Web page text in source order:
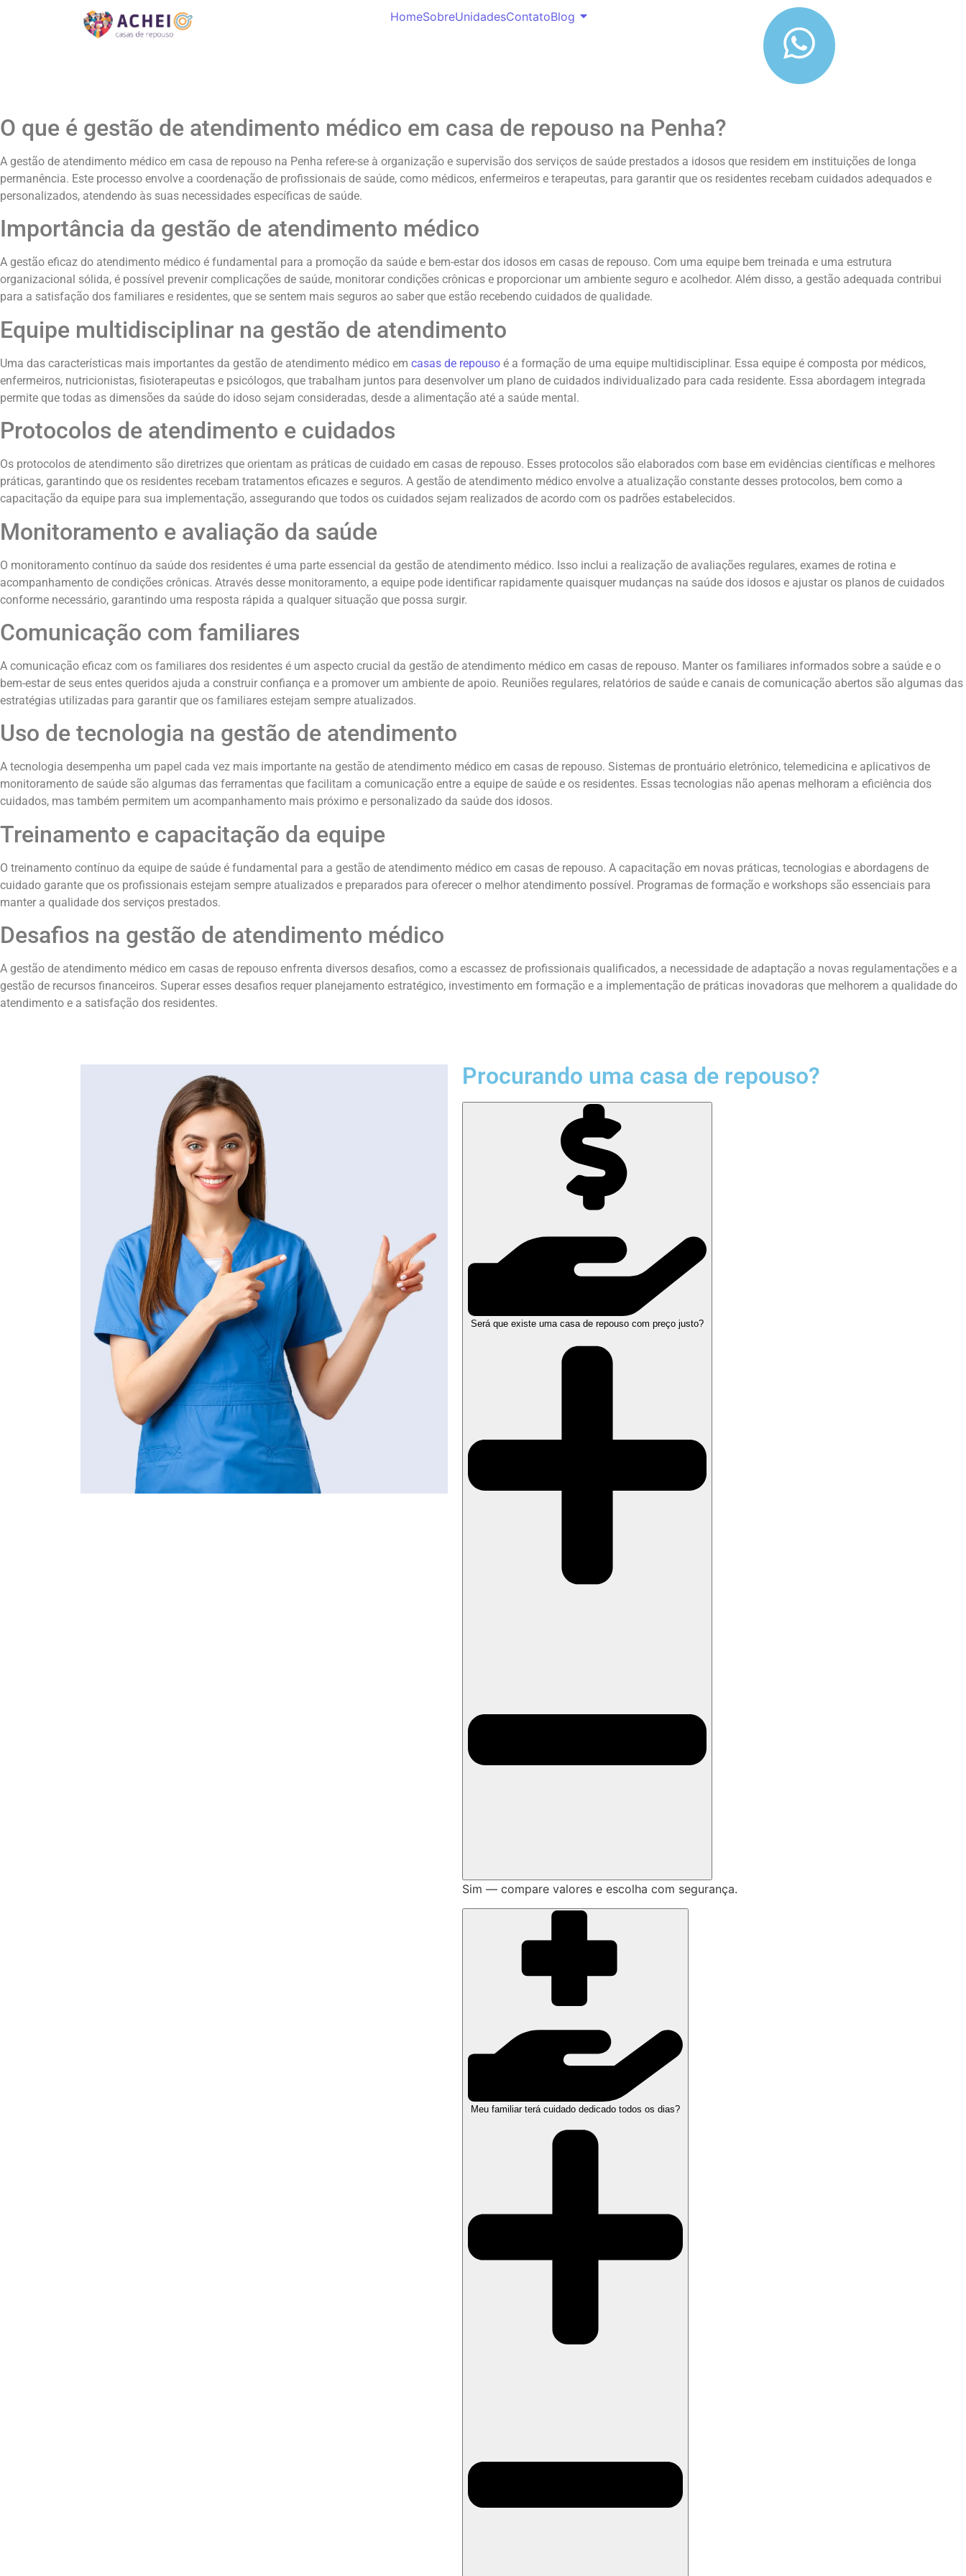
HomeSobreUnidadesContatoBlog
O que é gestão de atendimento médico em casa de repouso na Penha?
A gestão de atendimento médico em casa de repouso na Penha refere-se à organização e supervisão dos serviços de saúde prestados a idosos que residem em instituições de longa
permanência. Este processo envolve a coordenação de profissionais de saúde, como médicos, enfermeiros e terapeutas, para garantir que os residentes recebam cuidados adequados e
personalizados, atendendo às suas necessidades específicas de saúde.
Importância da gestão de atendimento médico
A gestão eficaz do atendimento médico é fundamental para a promoção da saúde e bem-estar dos idosos em casas de repouso. Com uma equipe bem treinada e uma estrutura
organizacional sólida, é possível prevenir complicações de saúde, monitorar condições crônicas e proporcionar um ambiente seguro e acolhedor. Além disso, a gestão adequada contribui
para a satisfação dos familiares e residentes, que se sentem mais seguros ao saber que estão recebendo cuidados de qualidade.
Equipe multidisciplinar na gestão de atendimento
Uma das características mais importantes da gestão de atendimento médico em casas de repouso é a formação de uma equipe multidisciplinar. Essa equipe é composta por médicos,
enfermeiros, nutricionistas, fisioterapeutas e psicólogos, que trabalham juntos para desenvolver um plano de cuidados individualizado para cada residente. Essa abordagem integrada
permite que todas as dimensões da saúde do idoso sejam consideradas, desde a alimentação até a saúde mental.
Protocolos de atendimento e cuidados
Os protocolos de atendimento são diretrizes que orientam as práticas de cuidado em casas de repouso. Esses protocolos são elaborados com base em evidências científicas e melhores
práticas, garantindo que os residentes recebam tratamentos eficazes e seguros. A gestão de atendimento médico envolve a atualização constante desses protocolos, bem como a
capacitação da equipe para sua implementação, assegurando que todos os cuidados sejam realizados de acordo com os padrões estabelecidos.
Monitoramento e avaliação da saúde
O monitoramento contínuo da saúde dos residentes é uma parte essencial da gestão de atendimento médico. Isso inclui a realização de avaliações regulares, exames de rotina e
acompanhamento de condições crônicas. Através desse monitoramento, a equipe pode identificar rapidamente quaisquer mudanças na saúde dos idosos e ajustar os planos de cuidados
conforme necessário, garantindo uma resposta rápida a qualquer situação que possa surgir.
Comunicação com familiares
A comunicação eficaz com os familiares dos residentes é um aspecto crucial da gestão de atendimento médico em casas de repouso. Manter os familiares informados sobre a saúde e o
bem-estar de seus entes queridos ajuda a construir confiança e a promover um ambiente de apoio. Reuniões regulares, relatórios de saúde e canais de comunicação abertos são algumas das
estratégias utilizadas para garantir que os familiares estejam sempre atualizados.
Uso de tecnologia na gestão de atendimento
A tecnologia desempenha um papel cada vez mais importante na gestão de atendimento médico em casas de repouso. Sistemas de prontuário eletrônico, telemedicina e aplicativos de
monitoramento de saúde são algumas das ferramentas que facilitam a comunicação entre a equipe de saúde e os residentes. Essas tecnologias não apenas melhoram a eficiência dos
cuidados, mas também permitem um acompanhamento mais próximo e personalizado da saúde dos idosos.
Treinamento e capacitação da equipe
O treinamento contínuo da equipe de saúde é fundamental para a gestão de atendimento médico em casas de repouso. A capacitação em novas práticas, tecnologias e abordagens de
cuidado garante que os profissionais estejam sempre atualizados e preparados para oferecer o melhor atendimento possível. Programas de formação e workshops são essenciais para
manter a qualidade dos serviços prestados.
Desafios na gestão de atendimento médico
A gestão de atendimento médico em casas de repouso enfrenta diversos desafios, como a escassez de profissionais qualificados, a necessidade de adaptação a novas regulamentações e a
gestão de recursos financeiros. Superar esses desafios requer planejamento estratégico, investimento em formação e a implementação de práticas inovadoras que melhorem a qualidade do
atendimento e a satisfação dos residentes.
Procurando uma casa de repouso?
Será que existe uma casa de repouso com preço justo?
Sim — compare valores e escolha com segurança.
Meu familiar terá cuidado dedicado todos os dias?